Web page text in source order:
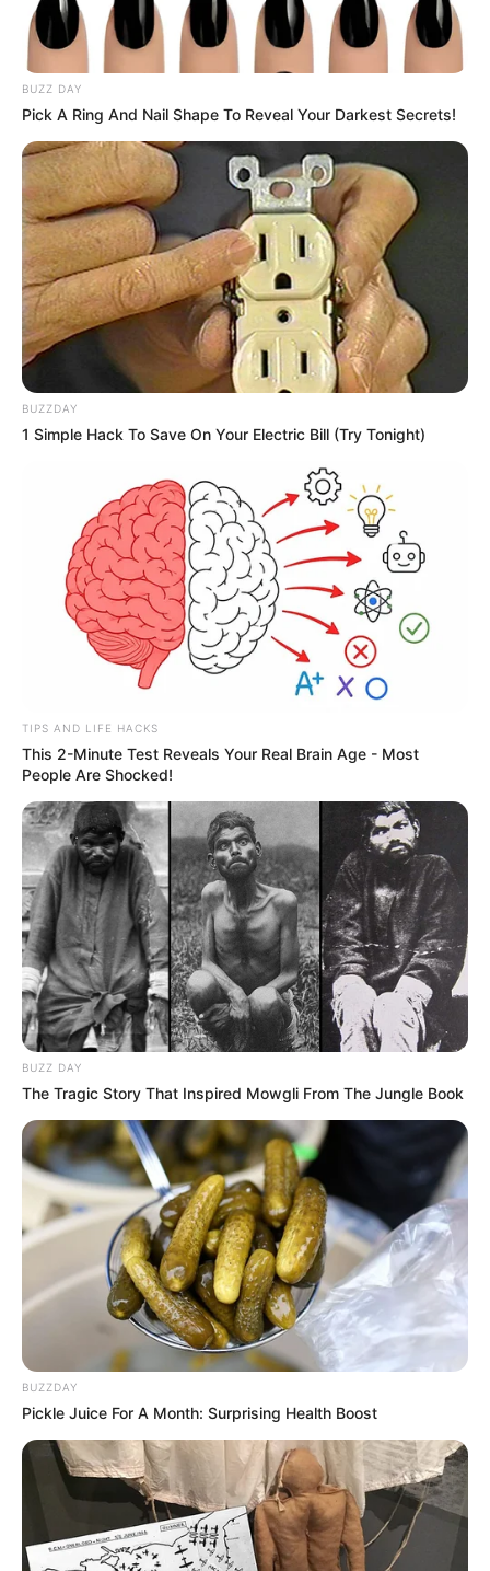
BUZZ DAY
Pick A Ring And Nail Shape To Reveal Your Darkest Secrets!
BUZZDAY
1 Simple Hack To Save On Your Electric Bill (Try Tonight)
TIPS AND LIFE HACKS
This 2-Minute Test Reveals Your Real Brain Age - Most
People Are Shocked!
BUZZ DAY
The Tragic Story That Inspired Mowgli From The Jungle Book
BUZZDAY
Pickle Juice For A Month: Surprising Health Boost